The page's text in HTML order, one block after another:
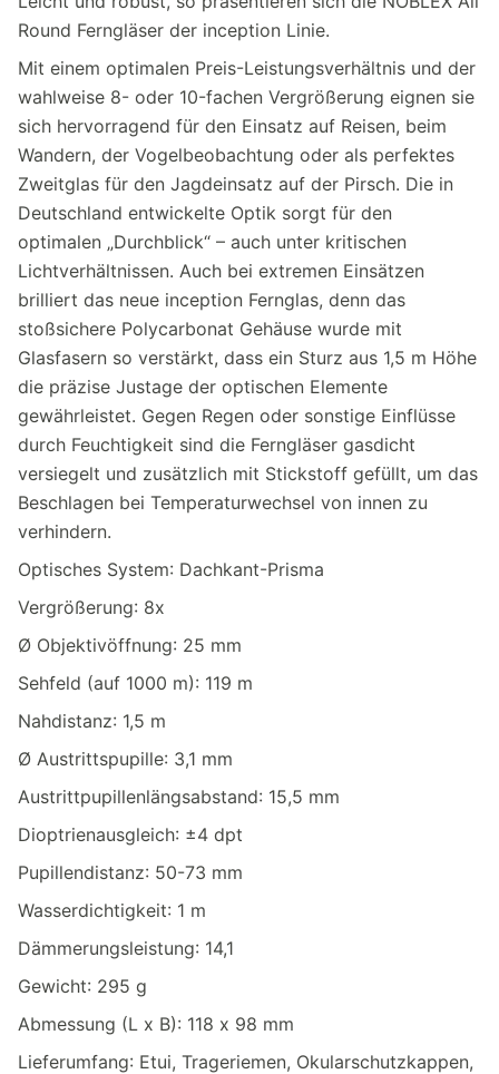
Round Ferngläser der inception Linie.
Mit einem optimalen Preis-Leistungsverhältnis und der
wahlweise 8- oder 10-fachen Vergrößerung eignen sie
sich hervorragend für den Einsatz auf Reisen, beim
Wandern, der Vogelbeobachtung oder als perfektes
Zweitglas für den Jagdeinsatz auf der Pirsch. Die in
Deutschland entwickelte Optik sorgt für den
optimalen „Durchblick“ – auch unter kritischen
Lichtverhältnissen. Auch bei extremen Einsätzen
brilliert das neue inception Fernglas, denn das
stoßsichere Polycarbonat Gehäuse wurde mit
Glasfasern so verstärkt, dass ein Sturz aus 1,5 m Höhe
die präzise Justage der optischen Elemente
gewährleistet. Gegen Regen oder sonstige Einflüsse
durch Feuchtigkeit sind die Ferngläser gasdicht
versiegelt und zusätzlich mit Stickstoff gefüllt, um das
Beschlagen bei Temperaturwechsel von innen zu
verhindern.
Optisches System: Dachkant-Prisma
Vergrößerung: 8x
Ø Objektivöffnung: 25 mm
Sehfeld (auf 1000 m): 119 m
Nahdistanz: 1,5 m
Ø Austrittspupille: 3,1 mm
Austrittpupillenlängsabstand: 15,5 mm
Dioptrienausgleich: ±4 dpt
Pupillendistanz: 50-73 mm
Wasserdichtigkeit: 1 m
Dämmerungsleistung: 14,1
Gewicht: 295 g
Abmessung (L x B): 118 x 98 mm
Lieferumfang: Etui, Trageriemen, Okularschutzkappen,